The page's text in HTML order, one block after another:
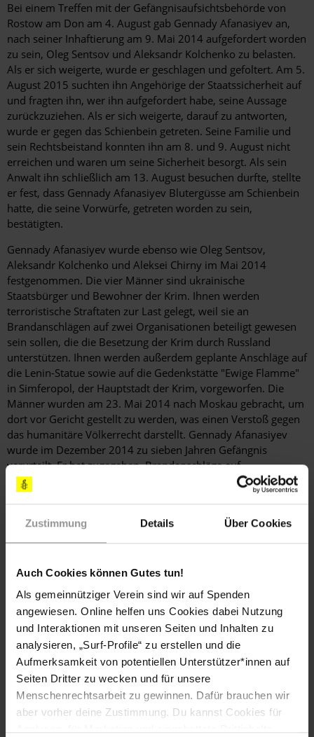
Zustimmung Details Über Cookies
Auch Cookies können Gutes tun!
Als gemeinnütziger Verein sind wir auf Spenden
angewiesen. Online helfen uns Cookies dabei Nutzung
und Interaktionen mit unseren Seiten und Inhalten zu
analysieren, „Surf-Profile“ zu erstellen und die
Aufmerksamkeit von potentiellen Unterstützer*innen auf
Seiten Dritter zu wecken und für unsere
Menschenrechtsarbeit zu gewinnen. Dafür brauchen wir
aber vorher deine Zustimmung. Du kannst Cookies für
Bei einem Treffen mit der Gefängnisaufsichtsbehörde von
Rostow am Don am 4. August gab Gennady Afanasiyev an,
nach seiner Inhaftierung am 9. Mai 2014 aufgefordert worden
zu sein, Oleg Sentsov und Aleksandr Kolchenko zu belasten.
Als er sich weigerte, wurde er geschlagen und gefoltert. Am 5.
August 2015 suchten ihn Angehörige der Staatssicherheit auf
und fragten ihn, wer ihn aufgefordert habe, seine Aussage
zurückzuziehen. Als er sich weigerte, darauf zu antworten,
wurde er gegen das Schienbein getreten. Seine Familie und
sein Rechtsbeistand konnten ihn am 8. und 9. August nicht
erreichen und waren um seine Sicherheit besorgt. Als sein
Anwalt ihn schließlich am 13. August besuchen durfte, stellte
er fest, dass Gennady Afanasiyev Blutergüsse am Schienbein
hatte, die seine Vorwürfe, getreten worden zu sein,
bestätigten.
Gennady Afanasiyev wurde ebenso wie Oleg Sentsov,
Aleksandr Kolchenko und Aleksei Chirny im Mai 2014
festgenommen. Die vier Männer sind ukrainische
Staatsbürger und Bewohner der Krim. Ihnen werden
terroristische Straftaten zur Last gelegt, weil sie an
Brandanschlägen auf zwei Organisationen beteiligt gewesen
sein sollen, die die Besetzung der Krim durch Russland
unterstützen. Ihnen werden außerdem geplante Anschläge auf
die Lenin-Statue sowie auf die Gedenkstätte "Ewige Flamme"
in Simferopol, der Hauptstadt der Krim, vorgeworfen. Die
Männer wurden am 23. Mai 2014 nach Moskau gebracht, um
dort vor Gericht gestellt zu werden, was einen Verstoß gegen
das humanitäre Völkerrecht darstellt. Gennady Afanasiyev
wurde im Dezember 2014 zu sieben Jahren Gefängnis
verurteilt. Er hat zugegeben, Brandanschläge auf
Organisationen, die die Besetzung der Krim unterstützen,
begangen zu haben, bestreitet aber, dass es sich dabei um
[SCHREIBEN SIE BITTE ]
E-MAILS, FAXE ODER LUFTPOSTBRIEFE MIT FOLGENDEN
FORDERUNGEN
Ich möchte Sie hiermit daran erinnern, dass sowohl die
Verfassung der Russischen Föderation als auch das
Übereinkommen gegen Folter und andere grausame,
unmenschliche und erniedrigende Behandlung die
russischen Behörden verpflichten, Maßnahmen
einzuleiten, um Folter zu unterbinden und die dafür
Verantwortlichen vor Gericht zu stellen.